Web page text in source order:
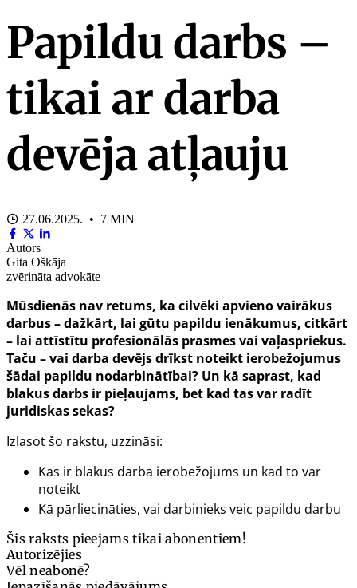
Papildu darbs –
tikai ar darba
devēja atļauju
27.06.2025. • 7 MIN
Autors
Gita Oškāja
zvērināta advokāte
Mūsdienās nav retums, ka cilvēki apvieno vairākus
darbus – dažkārt, lai gūtu papildu ienākumus, citkārt
– lai attīstītu profesionālās prasmes vai vaļaspriekus.
Taču – vai darba devējs drīkst noteikt ierobežojumus
šādai papildu nodarbinātībai? Un kā saprast, kad
blakus darbs ir pieļaujams, bet kad tas var radīt
juridiskas sekas?
Izlasot šo rakstu, uzzināsi:
Kas ir blakus darba ierobežojums un kad to var
noteikt
Kā pārliecināties, vai darbinieks veic papildu darbu
Šis raksts pieejams tikai abonentiem!
Autorizējies
Vēl neabonē?